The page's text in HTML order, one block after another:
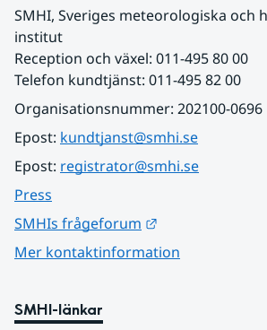
SMHI, Sveriges meteorologiska och
institut
Reception och växel: 011-495 80 00
Telefon kundtjänst: 011-495 82 00
Organisationsnummer: 202100-0696
Epost: kundtjanst@smhi.se
Epost: registrator@smhi.se
Press
SMHIs frågeforum
Mer kontaktinformation
SMHI-länkar